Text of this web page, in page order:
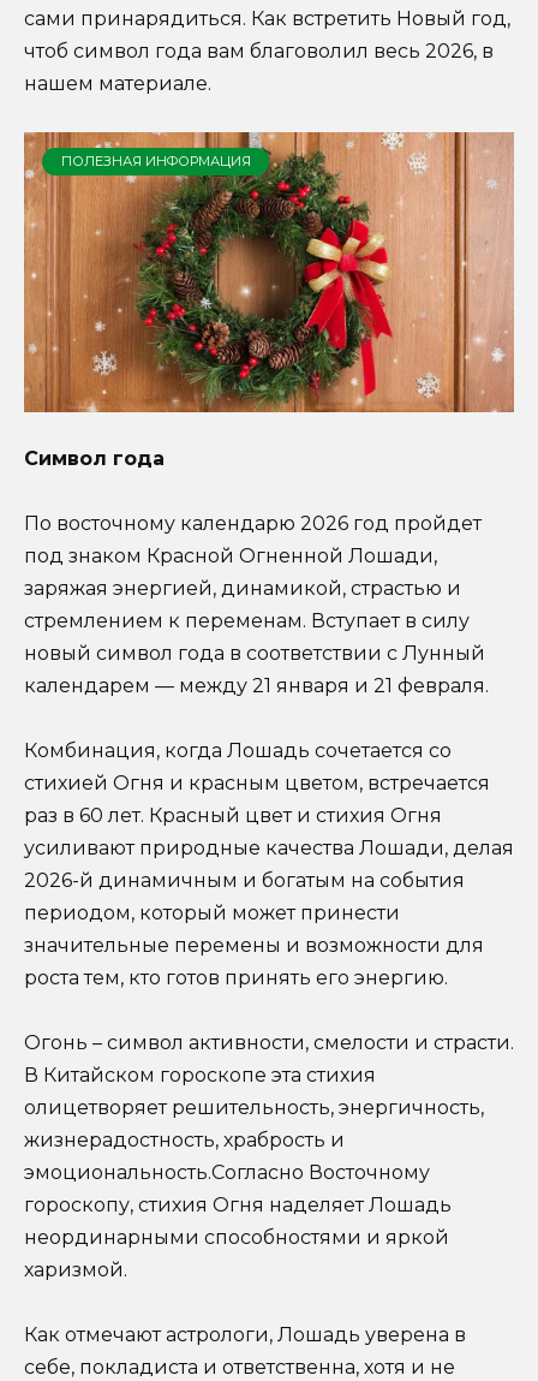
сами принарядиться. Как встретить Новый год,
чтоб символ года вам благоволил весь 2026, в
нашем материале.
ПОЛЕЗНАЯ ИНФОРМАЦИЯ
Символ года
По восточному календарю 2026 год пройдет
под знаком Красной Огненной Лошади,
заряжая энергией, динамикой, страстью и
стремлением к переменам. Вступает в силу
новый символ года в соответствии с Лунный
календарем — между 21 января и 21 февраля.
Комбинация, когда Лошадь сочетается со
стихией Огня и красным цветом, встречается
раз в 60 лет. Красный цвет и стихия Огня
усиливают природные качества Лошади, делая
2026-й динамичным и богатым на события
периодом, который может принести
значительные перемены и возможности для
роста тем, кто готов принять его энергию.
Огонь – символ активности, смелости и страсти.
В Китайском гороскопе эта стихия
олицетворяет решительность, энергичность,
жизнерадостность, храбрость и
эмоциональность.Согласно Восточному
гороскопу, стихия Огня наделяет Лошадь
неординарными способностями и яркой
харизмой.
Как отмечают астрологи, Лошадь уверена в
себе, покладиста и ответственна, хотя и не